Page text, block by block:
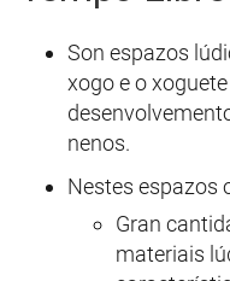
Son espazos
xogo e o
nenos.
Nestes espazos
Gran
materiais